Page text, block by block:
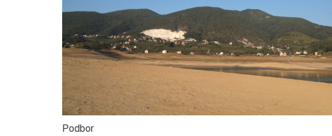
Podbor